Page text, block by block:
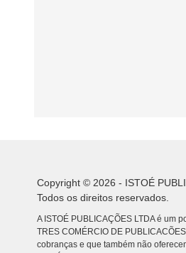
Copyright © 2026 - ISTOÉ
Todos os direitos reservados.
A ISTOÉ PUBLICAÇÕES LTDA é um
TRES COMÉRCIO DE
cobranças e que também não